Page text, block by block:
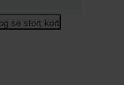
se stort kort